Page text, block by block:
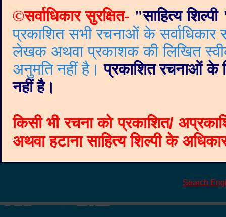
©सर्वाधिकार सुरक्षित- "साहित्य शिल्पी
प्रकाशित सभी रचनाओं के
लेखक अथवा प्रकाशक की लिखित
अनुमति नहीं है। प्रकाशित रचनाओं के
नहीं है।
किसी भी रचना को प्रकाशित/
अथवा हटाना साहित्य शिल्पी के
Search